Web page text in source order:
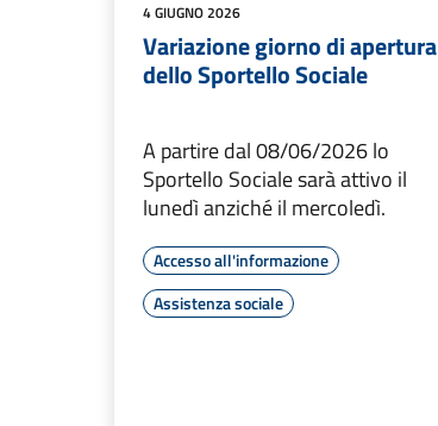
4 GIUGNO 2026
Variazione giorno di apertura
dello Sportello Sociale
A partire dal 08/06/2026 lo
Sportello Sociale sarà attivo il
lunedì anziché il mercoledì.
Accesso all'informazione
Assistenza sociale